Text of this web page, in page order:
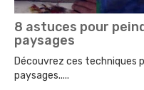
8 astuces pour
paysages
Découvrez ces techniques
paysages.....